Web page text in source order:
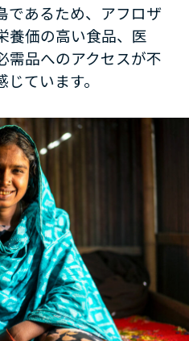
であるため、アフロザ
養価の高い食品、医
需品へのアクセスが不
ています。